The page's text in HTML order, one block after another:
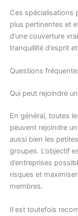
Ces spécialisations
plus pertinentes et
d’une couverture
tranquillité d’esprit
Questions
Qui peut rejoindre
En général, toutes
peuvent rejoindre
aussi bien les
groupes. L’objectif
d’entreprises
risques et
membres.
Il est toutefois